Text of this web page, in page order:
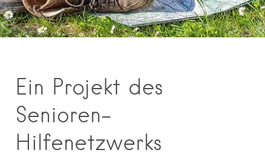
Ein Projekt des
Senioren-
Hilfenetzwerks